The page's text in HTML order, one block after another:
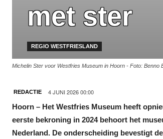
met ster
REGIO WESTFRIESLAND
Michelin Ster voor Westfries Museum in Hoorn - Foto: Benno
REDACTIE 4 JUNI 2026 00:00
Hoorn – Het Westfries Museum heeft
eerste bekroning in 2024 behoort het
Nederland. De onderscheiding bevestigt